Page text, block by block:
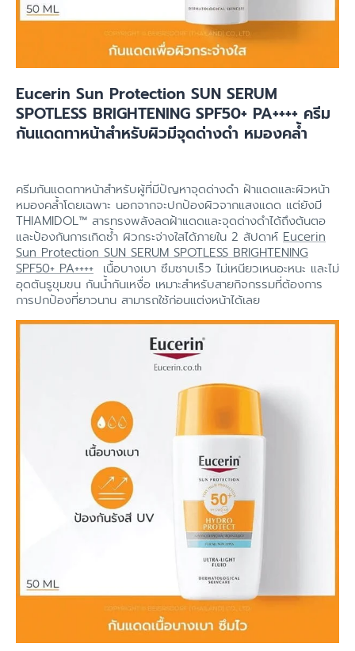
Eucerin Sun Protection SUN SERUM
SPOTLESS BRIGHTENING SPF50+ PA++++ ครีม
กันแดดทาหน้าสำหรับผิวมีจุดด่างดำ หมองคล้ำ
ครีมกันแดดทาหน้าสำหรับผู้ที่มีปัญหาจุดด่างดำ ฝ้าแดดและผิวหน้า
หมองคล้ำโดยเฉพาะ นอกจากจะปกป้องผิวจากแสงแดด แต่ยังมี
THIAMIDOL™ สารทรงพลังลดฝ้าแดดและจุดด่างดำได้ถึงต้นตอ
และป้องกันการเกิดซ้ำ ผิวกระจ่างใสได้ภายใน 2 สัปดาห์ Eucerin
Sun Protection SUN SERUM SPOTLESS BRIGHTENING
SPF50+ PA++++ เนื้อบางเบา ซึมซาบเร็ว ไม่เหนียวเหนอะหนะ และไม่
อุดตันรูขุมขน กันน้ำกันเหงื่อ เหมาะสำหรับสายกิจกรรมที่ต้องการ
การปกป้องที่ยาวนาน สามารถใช้ก่อนแต่งหน้าได้เลย